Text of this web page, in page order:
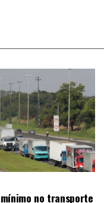
no transporte